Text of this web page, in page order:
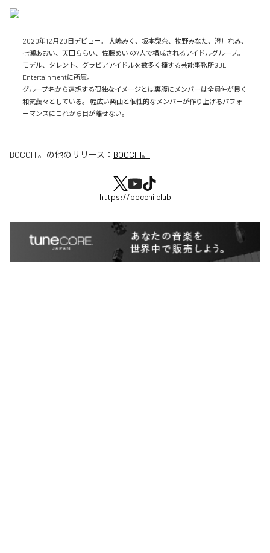
2020年12月20日デビュー。 大嶋みく、坂本梨奈、牧野みなた、澄川れみ、
七瀬あおい、天田ららい、佐藤めい の7人で構成されるアイドルグループ。
モデル、タレント、グラビアアイドルを数多く擁する芸能事務所GDL
Entertainmentに所属。
グループ名から連想する孤独なイメージとは裏腹にメンバーは全員仲が良く
和気藹々としている。 幅広い楽曲と個性的なメンバーが作り上げるパフォ
ーマンスにこれから目が離せない。
BOCCHI。 の他のリリース： BOCCHI。
https://bocchi.club